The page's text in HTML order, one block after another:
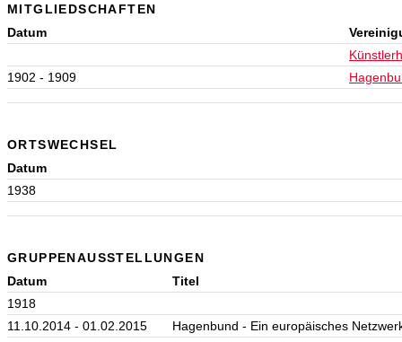
MITGLIEDSCHAFTEN
Datum
1902 - 1909
ORTSWECHSEL
Datum
1938
GRUPPENAUSSTELLUNGEN
Datum
Titel
1918
11.10.2014 - 01.02.2015
Hagenbund - Ein europäisches